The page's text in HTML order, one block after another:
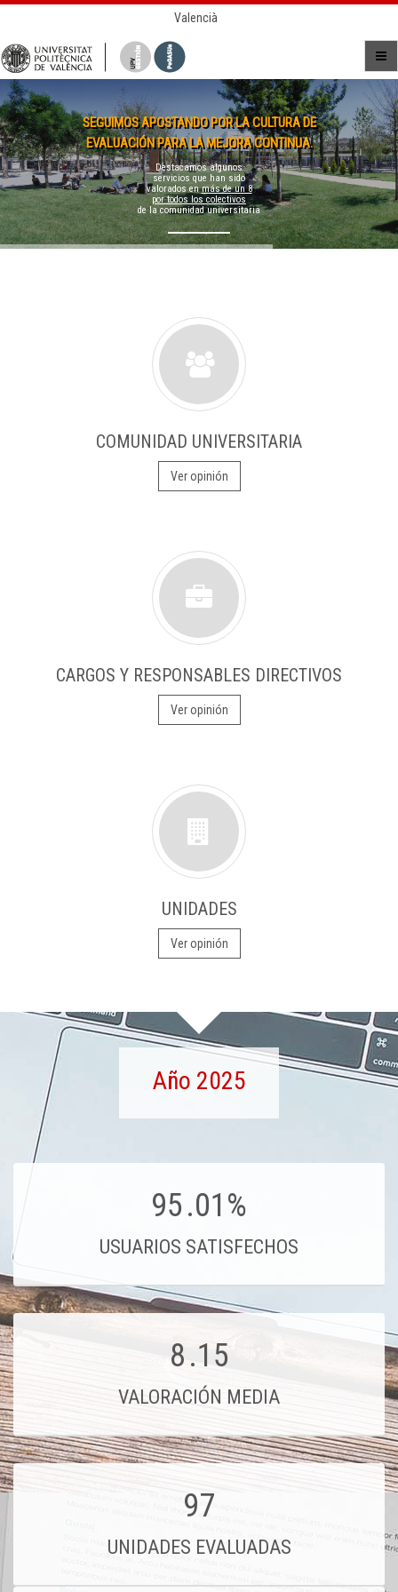
Valencià
SEGUIMOS APOSTANDO POR LA CULTURA DE
EVALUACIÓN PARA LA MEJORA CONTINUA.
Destacamos algunos
servicios que han sido
valorados enmás de un 8
por todos los colectivos
de la comunidad universitaria
COMUNIDAD UNIVERSITARIA
Ver opinión
CARGOS Y RESPONSABLES DIRECTIVOS
Ver opinión
UNIDADES
Ver opinión
Año 2025
95.01%
USUARIOS SATISFECHOS
8.15
VALORACIÓN MEDIA
97
UNIDADES EVALUADAS